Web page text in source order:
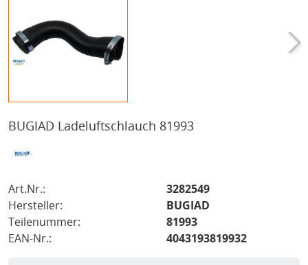
BUGIAD Ladeluftschlauch 81993
Art.Nr.:
3282549
Hersteller:
BUGIAD
Teilenummer:
81993
EAN-Nr.:
4043193819932